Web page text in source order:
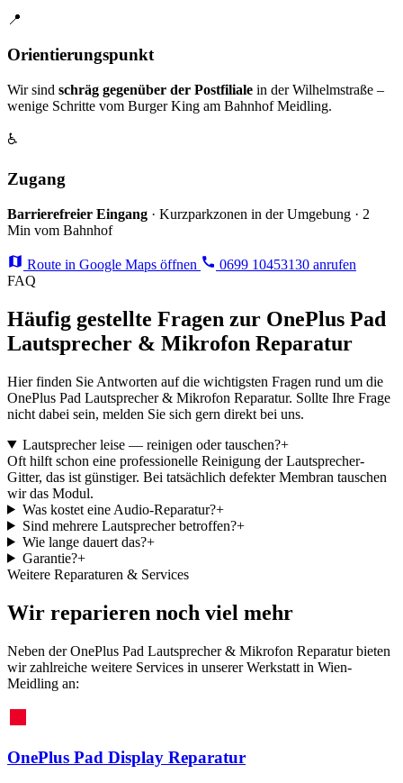
📍
Orientierungspunkt
Wir sind schräg gegenüber der Postfiliale in der Wilhelmstraße –
wenige Schritte vom Burger King am Bahnhof Meidling.
♿
Zugang
Barrierefreier Eingang · Kurzparkzonen in der Umgebung · 2
Min vom Bahnhof
Route in Google Maps öffnen
0699 10453130 anrufen
FAQ
Häufig gestellte Fragen zur OnePlus Pad
Lautsprecher & Mikrofon Reparatur
Hier finden Sie Antworten auf die wichtigsten Fragen rund um die
OnePlus Pad Lautsprecher & Mikrofon Reparatur. Sollte Ihre Frage
nicht dabei sein, melden Sie sich gern direkt bei uns.
Lautsprecher leise — reinigen oder tauschen?+
Oft hilft schon eine professionelle Reinigung der Lautsprecher-
Gitter, das ist günstiger. Bei tatsächlich defekter Membran tauschen
wir das Modul.
Was kostet eine Audio-Reparatur?+
Sind mehrere Lautsprecher betroffen?+
Wie lange dauert das?+
Garantie?+
Weitere Reparaturen & Services
Wir reparieren noch viel mehr
Neben der OnePlus Pad Lautsprecher & Mikrofon Reparatur bieten
wir zahlreiche weitere Services in unserer Werkstatt in Wien-
Meidling an:
OnePlus Pad Display Reparatur